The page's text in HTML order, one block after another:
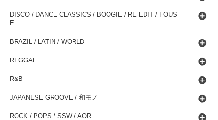
DISCO / DANCE CLASSICS / BOOGIE / RE-EDIT / HOUS
E
BRAZIL / LATIN / WORLD
REGGAE
R&B
JAPANESE GROOVE / 和モノ
ROCK / POPS / SSW / AOR